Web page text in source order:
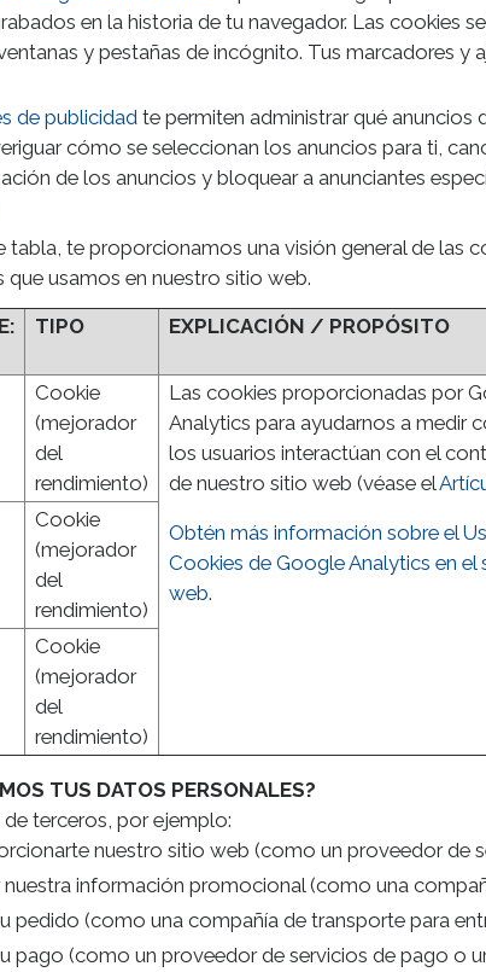
en la historia de tu navegador. Las cookies
y pestañas de incógnito. Tus marcadores y
de publicidadte permiten administrar qué anuncios
cómo se seleccionan los anuncios para ti,
de los anuncios y bloquear a anunciantes
tabla, te proporcionamos una visión general de las
que usamos en nuestro sitio web.
TIPO EXPLICACIÓN / PROPÓSITO
Cookie
(mejorador
del
rendimiento)
Las cookies proporcionadas por
Analytics para ayudarnos a medir
los usuarios interactúan con el
de nuestro sitio web (véase el
Obtén más información sobre el
Cookies de Google Analytics en el
web.
Cookie
(mejorador
del
rendimiento)
Cookie
(mejorador
del
rendimiento)
TUS DATOS PERSONALES?
terceros, por ejemplo:
nuestro sitio web (como un proveedor de
nuestra información promocional (como una
pedido (como una compañía de transporte para
pago (como un proveedor de servicios de pago o